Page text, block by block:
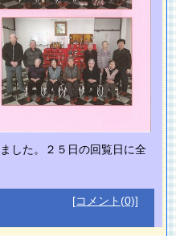
した。２５日の回覧日に全
[コメント(0)]